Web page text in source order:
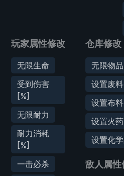
玩家属性修改
无限生命
受到伤害
[%]
无限耐力
耐力消耗
[%]
一击必杀
仓库修改
无限物品
设置废料
设置布料
设置火药
设置化
敌人属性